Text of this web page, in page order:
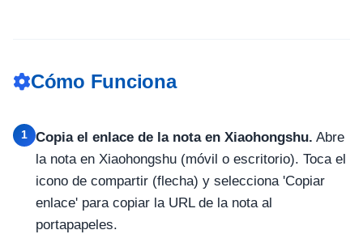
Cómo Funciona
1 Copia el enlace de la nota en Xiaohongshu. Abre
la nota en Xiaohongshu (móvil o escritorio). Toca el
icono de compartir (flecha) y selecciona 'Copiar
enlace' para copiar la URL de la nota al
portapapeles.